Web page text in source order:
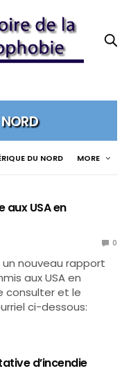
DU NORD MORE
USA en
0
nouveau rapport
aux USA en
consulter et le
ci-dessous:
d’incendie